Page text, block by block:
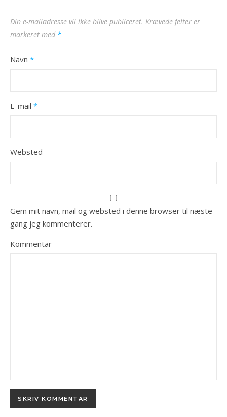
Din e-mailadresse vil ikke blive publiceret. Krævede felter er
markeret med *
Navn *
E-mail *
Websted
Gem mit navn, mail og websted i denne browser til næste
gang jeg kommenterer.
Kommentar